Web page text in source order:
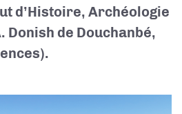
d’Histoire, Archéologie
Donish de Douchanbé,